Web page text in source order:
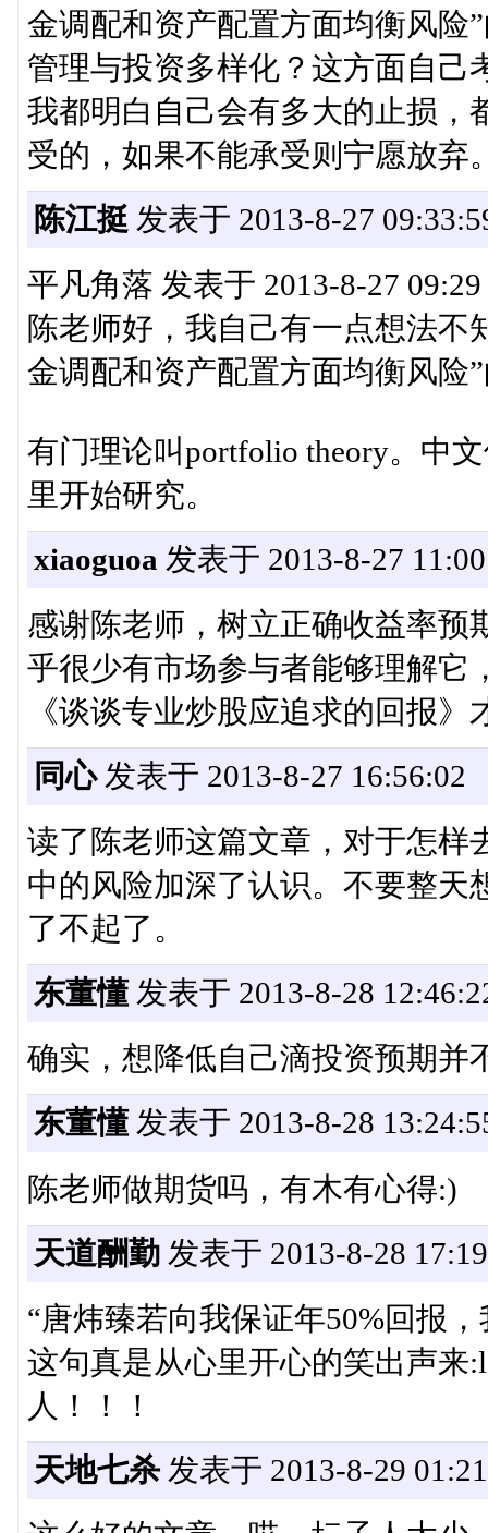
金调配和资产配置方面均衡风险
管理与投资多样化？这方面自己
我都明白自己会有多大的止损，
受的，如果不能承受则宁愿放弃
陈江挺 发表于 2013-8-27
平凡角落 发表于 2013-8-27
陈老师好，我自己有一点想法不
金调配和资产配置方面均衡风险
有门理论叫portfolio theory。中
里开始研究。
xiaoguoa 发表于 2013-8-27
感谢陈老师，树立正确收益率预
乎很少有市场参与者能够理解它
《谈谈专业炒股应追求的回报》
同心发表于 2013-8-27 16:56:02
读了陈老师这篇文章，对于怎样
中的风险加深了认识。不要整天
了不起了。
东董懂发表于 2013-8-28
确实，想降低自己滴投资预期并
东董懂发表于 2013-8-28
陈老师做期货吗，有木有心得:)
天道酬勤发表于 2013-8-28
“唐炜臻若向我保证年50%回报
这句真是从心里开心的笑出声
人！！！
天地七杀发表于 2013-8-29